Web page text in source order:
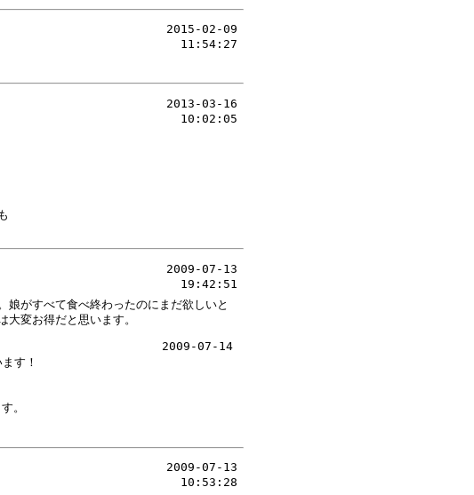
2015-02-09
11:54:27
2013-03-16
10:02:05
2009-07-13
19:42:51
娘がすべて食べ終わったのにまだ欲しいと
変お得だと思います。
2009-07-14
す！
。
2009-07-13
10:53:28